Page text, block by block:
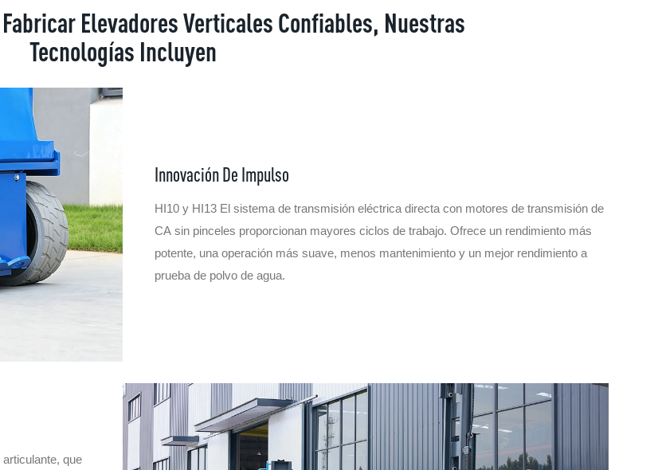
Elevadores Verticales Confiables, Nuestras
Tecnologías Incluyen
Innovación De Impulso
HI10 y HI13 El sistema de transmisión eléctrica directa con motores de transmisión de
CA sin pinceles proporcionan mayores ciclos de trabajo. Ofrece un rendimiento más
potente, una operación más suave, menos mantenimiento y un mejor rendimiento a
prueba de polvo de agua.
que